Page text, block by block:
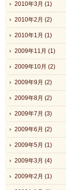
2010年3月 (1)
2010年2月 (2)
2010年1月 (1)
2009年11月 (1)
2009年10月 (2)
2009年9月 (2)
2009年8月 (2)
2009年7月 (3)
2009年6月 (2)
2009年5月 (1)
2009年3月 (4)
2009年2月 (1)